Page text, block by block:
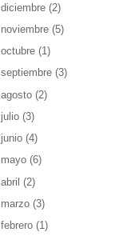
diciembre (2)
noviembre (5)
octubre (1)
septiembre (3)
agosto (2)
julio (3)
junio (4)
mayo (6)
abril (2)
marzo (3)
febrero (1)